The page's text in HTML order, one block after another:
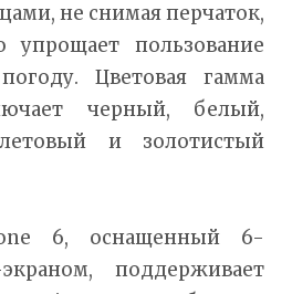
не снимая перчаток,
упрощает пользование
Цветовая гамма
черный, белый,
и золотистый
6, оснащенный 6-
поддерживает